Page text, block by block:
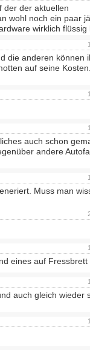
der der aktuellen
wohl noch ein paar
wirklich flüssig
die anderen können
auf seine
auch schon
andere
Muss man
eines auf Fressbrett
auch gleich wieder